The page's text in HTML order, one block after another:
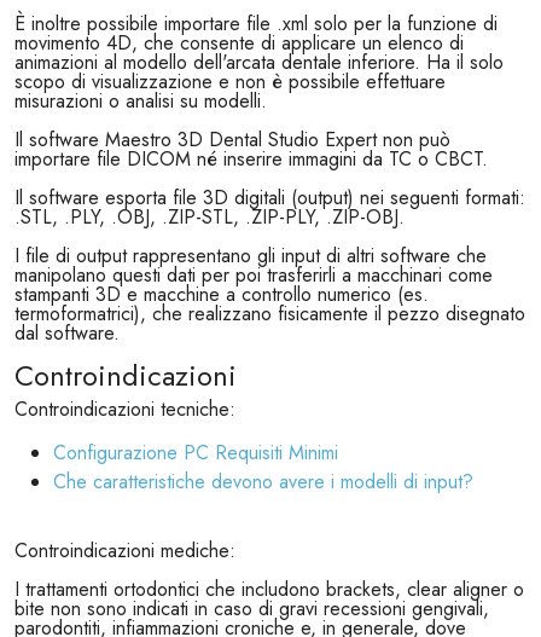
È inoltre possibile importare file .xml solo per la funzione di
movimento 4D, che consente di applicare un elenco di
animazioni al modello dell'arcata dentale inferiore. Ha il solo
scopo di visualizzazione e non è possibile effettuare
misurazioni o analisi su modelli.
Il software Maestro 3D Dental Studio Expert non può
importare file DICOM né inserire immagini da TC o CBCT.
Il software esporta file 3D digitali (output) nei seguenti formati:
.STL, .PLY, .OBJ, .ZIP-STL, .ZIP-PLY, .ZIP-OBJ.
I file di output rappresentano gli input di altri software che
manipolano questi dati per poi trasferirli a macchinari come
stampanti 3D e macchine a controllo numerico (es.
termoformatrici), che realizzano fisicamente il pezzo disegnato
dal software.
Controindicazioni
Controindicazioni tecniche:
Configurazione PC Requisiti Minimi
Che caratteristiche devono avere i modelli di input?
Controindicazioni mediche:
I trattamenti ortodontici che includono brackets, clear aligner o
bite non sono indicati in caso di gravi recessioni gengivali,
parodontiti, infiammazioni croniche e, in generale, dove